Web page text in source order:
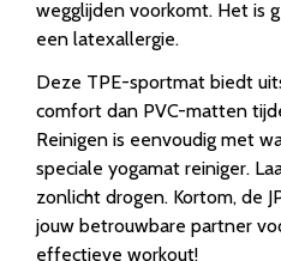
wegglijden voorkomt. Het is
een latexallergie.
Deze TPE-sportmat biedt
comfort dan PVC-matten
Reinigen is eenvoudig met
speciale yogamat reiniger.
zonlicht drogen. Kortom, de
jouw betrouwbare partner
effectieve workout!